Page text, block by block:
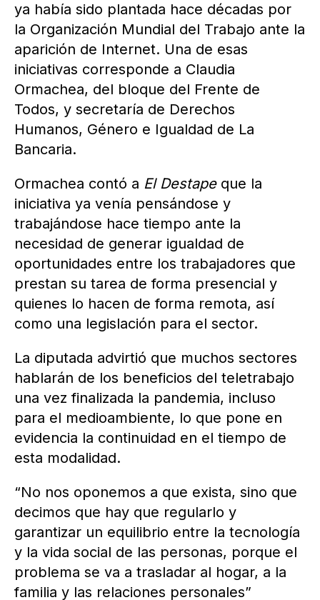
ya había sido plantada hace décadas por
la Organización Mundial del Trabajo ante la
aparición de Internet. Una de esas
iniciativas corresponde a Claudia
Ormachea, del bloque del Frente de
Todos, y secretaría de Derechos
Humanos, Género e Igualdad de La
Bancaria.
Ormachea contó a El Destapeque la
iniciativa ya venía pensándose y
trabajándose hace tiempo ante la
necesidad de generar igualdad de
oportunidades entre los trabajadores que
prestan su tarea de forma presencial y
quienes lo hacen de forma remota, así
como una legislación para el sector.
La diputada advirtió que muchos sectores
hablarán de los beneficios del teletrabajo
una vez finalizada la pandemia, incluso
para el medioambiente, lo que pone en
evidencia la continuidad en el tiempo de
esta modalidad.
“No nos oponemos a que exista, sino que
decimos que hay que regularlo y
garantizar un equilibrio entre la tecnología
y la vida social de las personas, porque el
problema se va a trasladar al hogar, a la
familia y las relaciones personales”